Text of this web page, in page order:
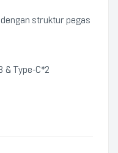
struktur pegas
& Type-C*2